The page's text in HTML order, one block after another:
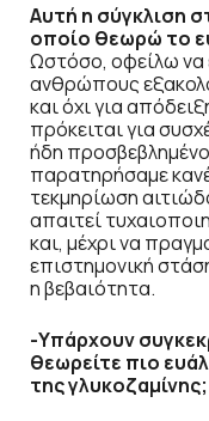
Αυτή η σύγκλιση
οποίο θεωρώ το
Ωστόσο, οφείλω να
ανθρώπους
και όχι για
πρόκειται για
ήδη
παρατηρήσαμε
τεκμηρίωση
απαιτεί
και, μέχρι να
επιστημονική
η βεβαιότητα.
-Υπάρχουν
θεωρείτε πιο
της γλυκοζαμίνης;